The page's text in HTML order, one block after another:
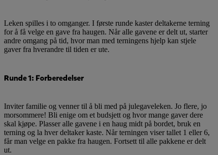
Leken spilles i to omganger. I første runde kaster deltakerne terning
for å få velge en gave fra haugen. Når alle gavene er delt ut, starter
andre omgang på tid, hvor man med terningens hjelp kan stjele
gaver fra hverandre til tiden er ute.
Runde 1: Forberedelser
Inviter familie og venner til å bli med på julegaveleken. Jo flere, jo
morsommere! Bli enige om et budsjett og hvor mange gaver dere
skal kjøpe. Plasser alle gavene i en haug midt på bordet, bruk en
terning og la hver deltaker kaste. Når terningen viser tallet 1 eller 6,
får man velge en pakke fra haugen. Fortsett til alle pakkene er delt
ut.